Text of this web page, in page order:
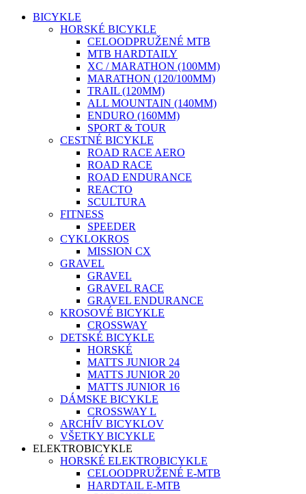
BICYKLE
HORSKÉ BICYKLE
CELOODPRUŽENÉ MTB
MTB HARDTAILY
XC / MARATHON (100MM)
MARATHON (120/100MM)
TRAIL (120MM)
ALL MOUNTAIN (140MM)
ENDURO (160MM)
SPORT & TOUR
CESTNÉ BICYKLE
ROAD RACE AERO
ROAD RACE
ROAD ENDURANCE
REACTO
SCULTURA
FITNESS
SPEEDER
CYKLOKROS
MISSION CX
GRAVEL
GRAVEL
GRAVEL RACE
GRAVEL ENDURANCE
KROSOVÉ BICYKLE
CROSSWAY
DETSKÉ BICYKLE
HORSKÉ
MATTS JUNIOR 24
MATTS JUNIOR 20
MATTS JUNIOR 16
DÁMSKE BICYKLE
CROSSWAY L
ARCHÍV BICYKLOV
VŠETKY BICYKLE
ELEKTROBICYKLE
HORSKÉ ELEKTROBICYKLE
CELOODPRUŽENÉ E-MTB
HARDTAIL E-MTB